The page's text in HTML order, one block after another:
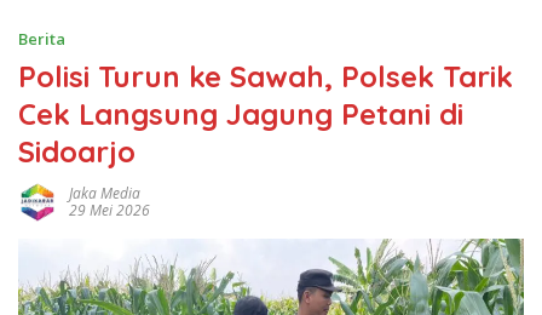
Berita
Polisi Turun ke Sawah, Polsek Tarik
Cek Langsung Jagung Petani di
Sidoarjo
Jaka Media
29 Mei 2026